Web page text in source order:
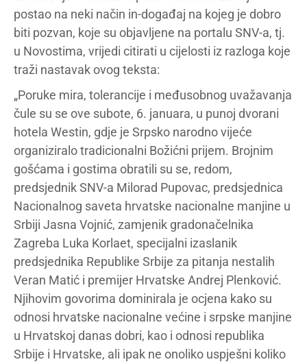
postao na neki način in-događaj na kojeg je dobro
biti pozvan, koje su objavljene na portalu SNV-a, tj.
u Novostima, vrijedi citirati u cijelosti iz razloga koje
traži nastavak ovog teksta:
„Poruke mira, tolerancije i međusobnog uvažavanja
čule su se ove subote, 6. januara, u punoj dvorani
hotela Westin, gdje je Srpsko narodno vijeće
organiziralo tradicionalni Božićni prijem. Brojnim
gošćama i gostima obratili su se, redom,
predsjednik SNV-a Milorad Pupovac, predsjednica
Nacionalnog saveta hrvatske nacionalne manjine u
Srbiji Jasna Vojnić, zamjenik gradonačelnika
Zagreba Luka Korlaet, specijalni izaslanik
predsjednika Republike Srbije za pitanja nestalih
Veran Matić i premijer Hrvatske Andrej Plenković.
Njihovim govorima dominirala je ocjena kako su
odnosi hrvatske nacionalne većine i srpske manjine
u Hrvatskoj danas dobri, kao i odnosi republika
Srbije i Hrvatske, ali ipak ne onoliko uspješni koliko